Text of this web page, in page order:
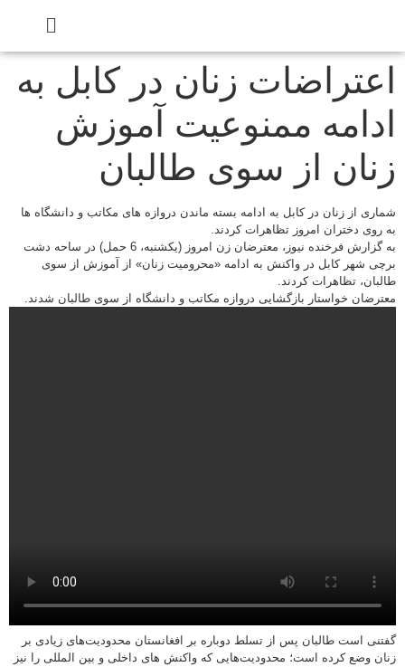
اعتراضات زنان در کابل به
ادامه ممنوعیت آموزش
زنان از سوی طالبان
شماری از زنان در کابل به ادامه بسته ماندن دروازه های مکاتب و دانشگاه ها
به روی دختران امروز تظاهرات کردند.
به گزارش فرخنده نیوز، معترضان زن امروز (یکشنبه، 6 حمل) در ساحه دشت
برچی شهر کابل در واکنش به ادامه «محرومیت زنان» از آموزش از سوی
طالبان، تظاهرات کردند.
معترضان خواستار بازگشایی دروازه مکاتب و دانشگاه از سوی طالبان شدند.
گفتنی است طالبان پس از تسلط دوباره بر افغانستان محدودیت‌های زیادی بر
زنان وضع کرده است؛ محدودیت‌هایی که واکنش های داخلی و بین المللی را نیز